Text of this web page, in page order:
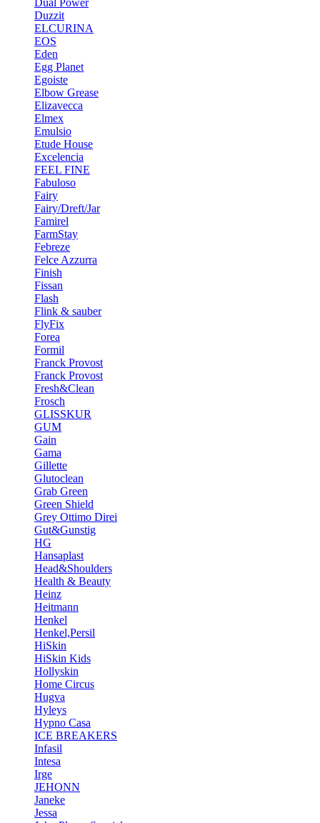
Dual Power
Duzzit
ELCURINA
EOS
Eden
Egg Planet
Egoiste
Elbow Grease
Elizavecca
Elmex
Emulsio
Etude House
Excelencia
FEEL FINE
Fabuloso
Fairy
Fairy/Dreft/Jar
Famirel
FarmStay
Febreze
Felce Azzurra
Finish
Fissan
Flash
Flink & sauber
FlyFix
Forea
Formil
Franck Provost
Franck Provost
Fresh&Clean
Frosch
GLISSKUR
GUM
Gain
Gama
Gillette
Glutoclean
Grab Green
Green Shield
Grey Ottimo Direi
Gut&Gunstig
HG
Hansaplast
Head&Shoulders
Health & Beauty
Heinz
Heitmann
Henkel
Henkel,Persil
HiSkin
HiSkin Kids
Hollyskin
Home Circus
Hugva
Hyleys
Hypno Casa
ICE BREAKERS
Infasil
Intesa
Irge
JEHONN
Janeke
Jessa